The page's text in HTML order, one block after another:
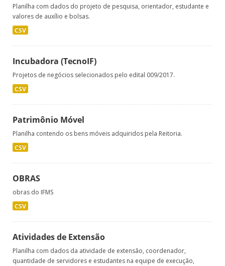
Planilha com dados do projeto de pesquisa, orientador, estudante e
valores de auxílio e bolsas.
CSV
Incubadora (TecnoIF)
Projetos de negócios selecionados pelo edital 009/2017.
CSV
Patrimônio Móvel
Planilha contendo os bens móveis adquiridos pela Reitoria.
CSV
OBRAS
obras do IFMS
CSV
Atividades de Extensão
Planilha com dados da atividade de extensão, coordenador,
quantidade de servidores e estudantes na equipe de execução,